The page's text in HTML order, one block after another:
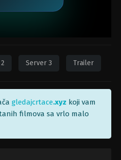
Server 3 Trailer
gledajcrtace.xyz koji vam
filmova sa vrlo malo